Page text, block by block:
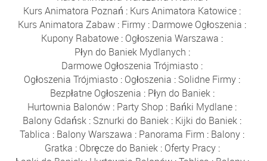
Kurs Animatora Poznań : Kurs Animatora Katowice :
Kurs Animatora Zabaw : Firmy : Darmowe Ogłoszenia :
Kupony Rabatowe : Ogłoszenia Warszawa :
Płyn do Baniek Mydlanych :
Darmowe Ogłoszenia Trójmiasto :
Ogłoszenia Trójmiasto : Ogłoszenia : Solidne Firmy :
Bezpłatne Ogłoszenia : Płyn do Baniek:
Hurtownia Balonów : Party Shop : Bańki Mydlane :
Balony Gdańsk : Sznurki do Baniek : Kijki do Baniek :
Tablica : Balony Warszawa : Panorama Firm : Balony :
Gratka : Obręcze do Baniek: Oferty Pracy: